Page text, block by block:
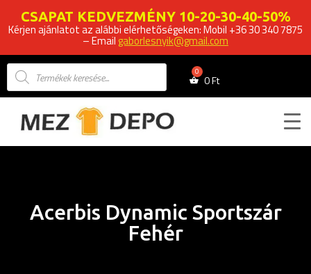
CSAPAT KEDVEZMÉNY 10-20-30-40-50%
Kérjen ajánlatot az alábbi elérhetőségeken: Mobil +36 30 340 7875
– Email gaborlesnyik@gmail.com
Products
search 0Ft
Acerbis Dynamic Sportszár
Fehér